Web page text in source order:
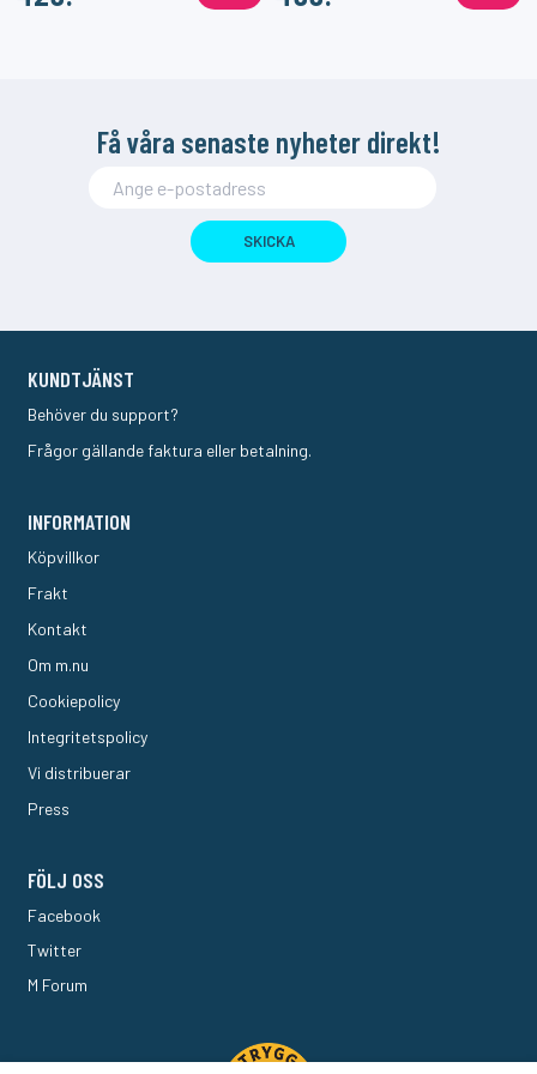
Få våra senaste nyheter direkt!
SKICKA
KUNDTJÄNST
Behöver du support?
Frågor gällande faktura eller betalning.
INFORMATION
Köpvillkor
Frakt
Kontakt
Om m.nu
Cookiepolicy
Integritetspolicy
Vi distribuerar
Press
FÖLJ OSS
Facebook
Twitter
M Forum